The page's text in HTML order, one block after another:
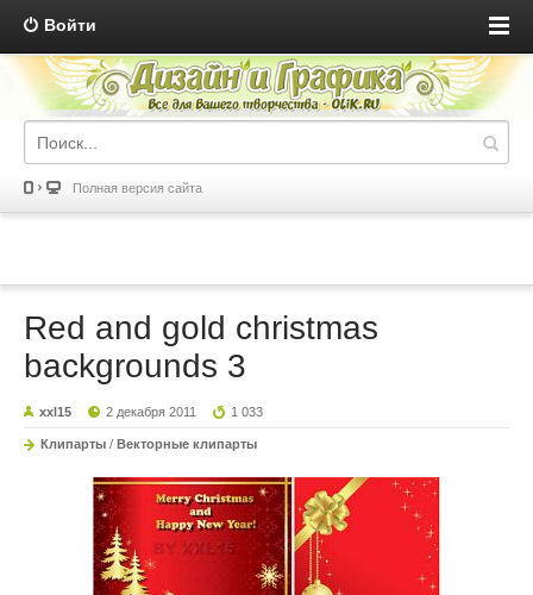
Войти
Полная версия сайта
Red and gold christmas
backgrounds 3
xxl15 2 декабря 2011 1 033
Клипарты / Векторные клипарты